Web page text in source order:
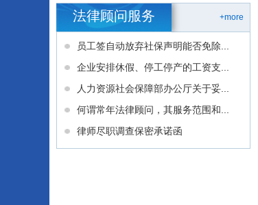
+more
法律顾问服务
员工签自动放弃社保声明能否免除...
企业安排休假、停工停产的工资支...
人力资源社会保障部办公厅关于妥...
何谓常年法律顾问，其服务范围和...
律师尽职调查保密承诺函